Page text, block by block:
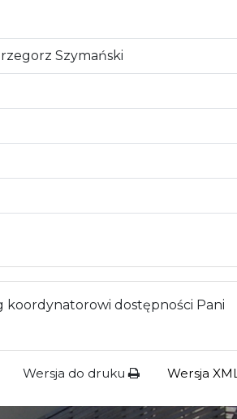
Szymański
dostępności Pani
Wersja do druku Wersja